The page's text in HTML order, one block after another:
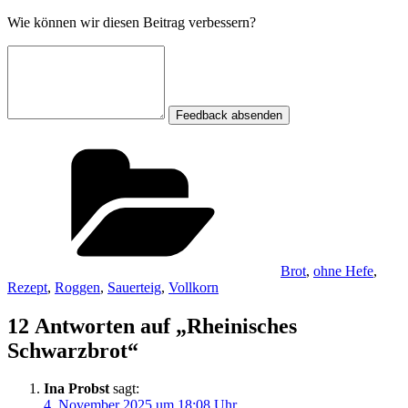
Wie können wir diesen Beitrag verbessern?
Feedback absenden
Brot, ohne Hefe,
Rezept, Roggen, Sauerteig, Vollkorn
12 Antworten auf „Rheinisches
Schwarzbrot“
Ina Probst sagt: